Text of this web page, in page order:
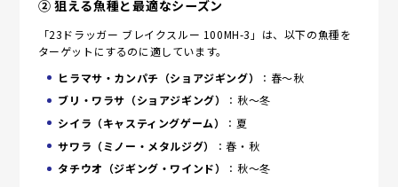
② 狙える魚種と最適なシーズン
「23ドラッガー ブレイクスルー 100MH-3」は、以下の魚種を
ターゲットにするのに適しています。
ヒラマサ・カンパチ（ショアジギング）
：春～秋
ブリ・ワラサ（ショアジギング）
：秋～冬
シイラ（キャスティングゲーム）
：夏
サワラ（ミノー・メタルジグ）
：春・秋
タチウオ（ジギング・ワインド）
：秋～冬